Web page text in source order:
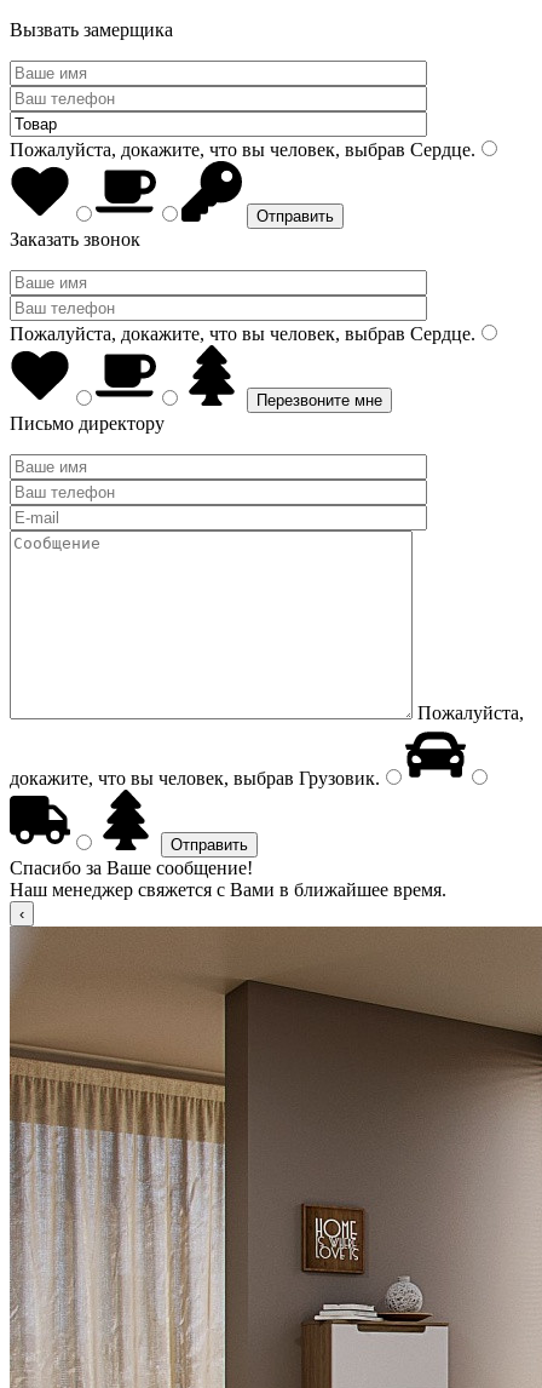
Вызвать замерщика
Пожалуйста, докажите, что вы человек, выбрав Сердце.
Заказать звонок
Пожалуйста, докажите, что вы человек, выбрав Сердце.
Письмо директору
Пожалуйста,
докажите, что вы человек, выбрав Грузовик.
Спасибо за Ваше сообщение!
Наш менеджер свяжется с Вами в ближайшее время.